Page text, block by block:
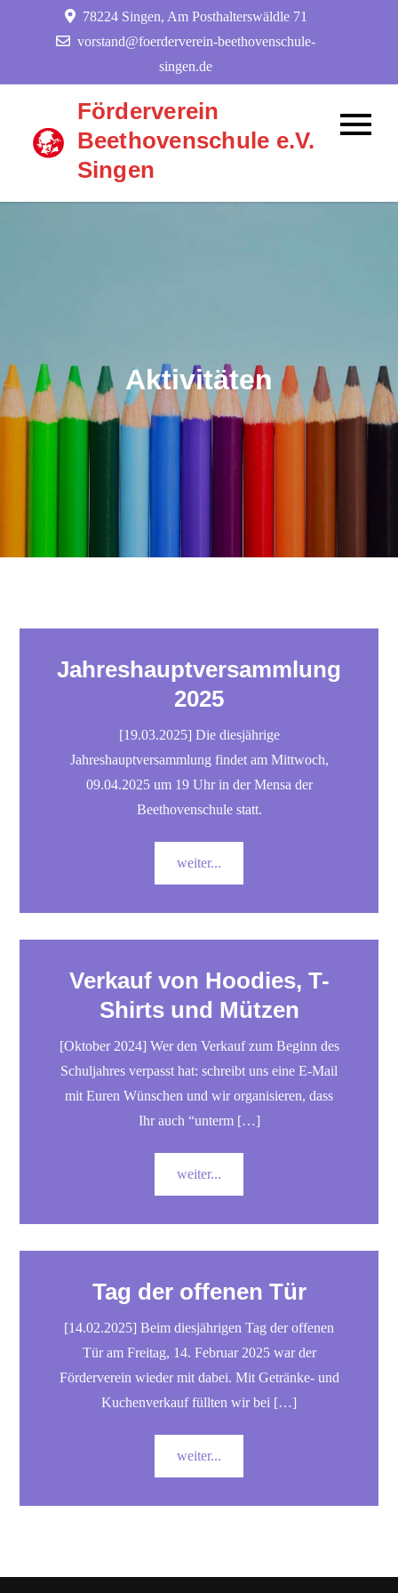
78224 Singen, Am Posthalterswäldle 71
vorstand@foerderverein-beethovenschule-
singen.de
Förderverein
Beethovenschule e.V.
Singen
Aktivitäten
Jahreshauptversammlung
2025
[19.03.2025] Die diesjährige
Jahreshauptversammlung findet am Mittwoch,
09.04.2025 um 19 Uhr in der Mensa der
Beethovenschule statt.
weiter...
Verkauf von Hoodies, T-
Shirts und Mützen
[Oktober 2024] Wer den Verkauf zum Beginn des
Schuljahres verpasst hat: schreibt uns eine E-Mail
mit Euren Wünschen und wir organisieren, dass
Ihr auch “unterm […]
weiter...
Tag der offenen Tür
[14.02.2025] Beim diesjährigen Tag der offenen
Tür am Freitag, 14. Februar 2025 war der
Förderverein wieder mit dabei. Mit Getränke- und
Kuchenverkauf füllten wir bei […]
weiter...